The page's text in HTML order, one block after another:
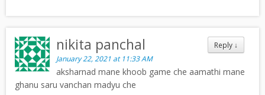
Reply ↓
nikita panchal
January 22, 2021 at 11:33 AM
aksharnad mane khoob game che aamathi mane
ghanu saru vanchan madyu che